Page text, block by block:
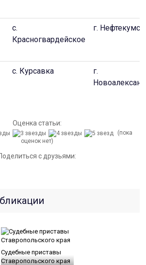
с.
Красногвардейское
г. Нефтекумск
с. Курсавка
г.
Оценка статьи:
(пока
оценок нет)
с друзьями:
Судебные приставы
Ставропольского края